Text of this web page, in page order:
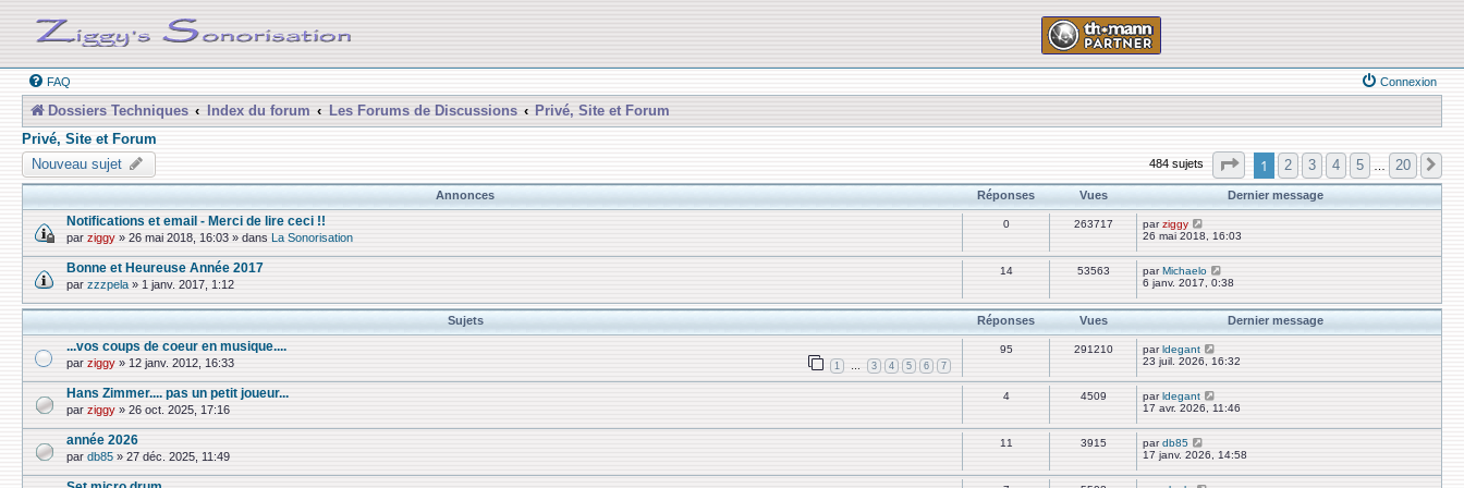
FAQ Connexion
Dossiers Techniques Index du forum Les Forums de Discussions
Privé, Site et Forum
Privé, Site et Forum
Nouveau sujet
484 sujets Page sur20
1 2 3 4 5 20
Annonces Réponses Vues Dernier message
Notifications et email - Merci de lire ceci !!
par ziggy » 26 mai 2018, 16:03 » dans La Sonorisation
0 263717 parziggy
26 mai 2018, 16:03
Bonne et Heureuse Année 2017
par zzzpela » 1 janv. 2017, 1:12
14 53563 parMichaelo
6 janv. 2017, 0:38
Sujets Réponses Vues Dernier message
...vos coups de coeur en musique....
par ziggy » 12 janv. 2012, 16:33 1 … 3 4 5 6 7
95 291210 parldegant
23 juil. 2026, 16:32
Hans Zimmer.... pas un petit joueur...
par ziggy » 26 oct. 2025, 17:16
4 4509 parldegant
17 avr. 2026, 11:46
année 2026
par db85 » 27 déc. 2025, 11:49
11 3915 pardb85
17 janv. 2026, 14:58